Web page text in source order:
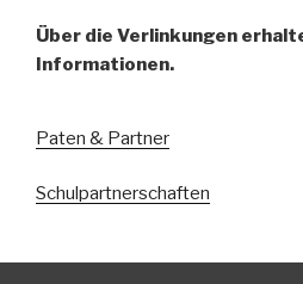
Über die Verlinkungen
Informationen.
Paten & Partner
Schulpartnerschaften